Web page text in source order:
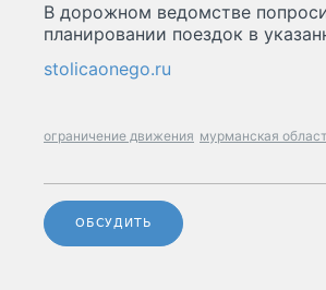
В дорожном ведомстве
планировании поездок в
stolicaonego.ru
ограничение движения мурманская
ОБСУДИТЬ